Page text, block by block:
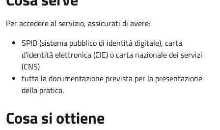
Per accedere al servizio, assicurati di avere:
SPID (sistema pubblico di identità digitale), carta
d’identità elettronica (CIE) o carta nazionale dei servizi
(CNS)
tutta la documentazione prevista per la presentazione
della pratica.
Cosa si ottiene